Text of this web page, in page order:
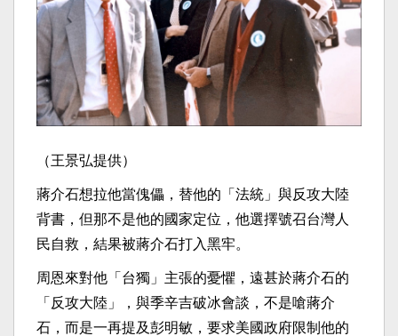
（王景弘提供）
蔣介石想拉他當傀儡，替他的「法統」與反攻大陸
背書，但那不是他的國家定位，他選擇號召台灣人
民自救，結果被蔣介石打入黑牢。
周恩來對他「台獨」主張的憂懼，遠甚於蔣介石的
「反攻大陸」，與季辛吉破冰會談，不是嗆蔣介
石，而是一再提及彭明敏，要求美國政府限制他的